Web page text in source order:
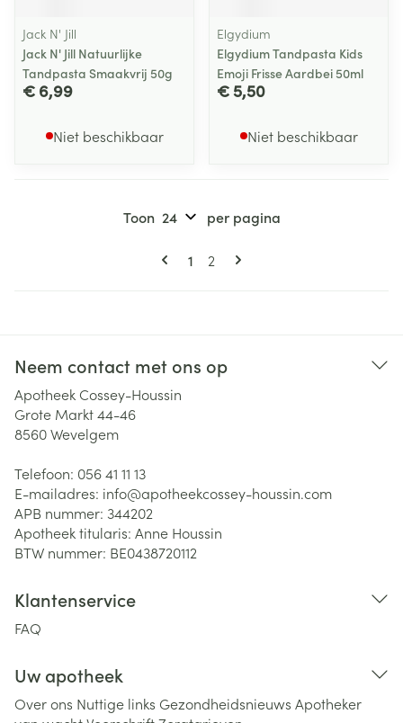
Jack N' Jill
Jack N' Jill Natuurlijke
Tandpasta Smaakvrij 50g
€ 6,99
Niet beschikbaar
Elgydium
Elgydium Tandpasta Kids
Emoji Frisse Aardbei 50ml
€ 5,50
Niet beschikbaar
Pagina's
U lees momenteel pagina
1 Pagina
2
Toon per pagina
Neem contact met ons op
Apotheek Cossey-Houssin
Grote Markt 44-46
8560Wevelgem
Telefoon: 056 41 11 13
E-mailadres: info@apotheekcossey-houssin.com
APB nummer: 344202
Apotheek titularis: Anne Houssin
BTW nummer: BE0438720112
Klantenservice
FAQ
Uw apotheek
Over ons Nuttige links Gezondheidsnieuws Apotheker